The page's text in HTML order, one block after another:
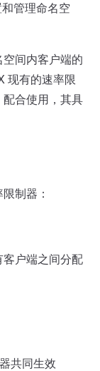
管理命名空
间内客户端的
现有的速率限
合使用，其具
制器：
户端之间分配
共同生效